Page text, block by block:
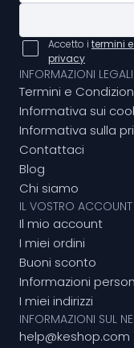
Accetto i termini
privacy
INFORMAZIONI LEGALI
Termini e
Informativa sui
Informativa sulla
Contattaci
Blog
Chi siamo
IL VOSTRO ACCOUNT
Il mio account
I miei ordini
Buoni sconto
Informazioni
I miei indirizzi
INFORMAZIONI SUL
help@keshop.com